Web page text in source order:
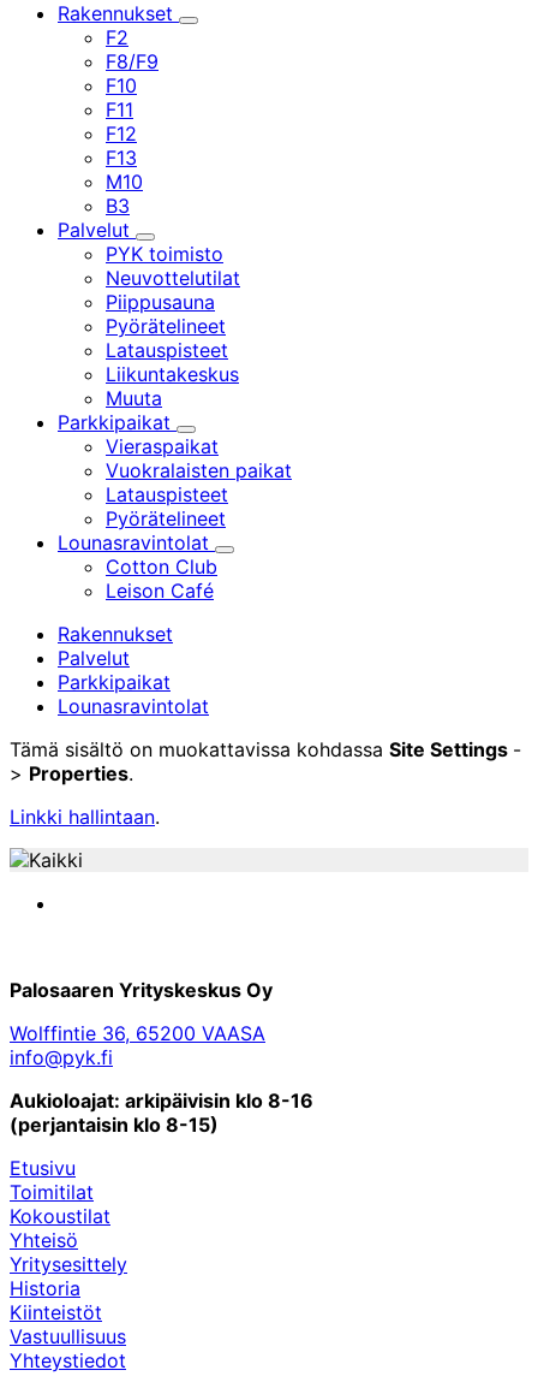
Rakennukset
Alavalikko
F2
F8/F9
F10
F11
F12
F13
M10
B3
Palvelut
Alavalikko
PYK toimisto
Neuvottelutilat
Piippusauna
Pyörätelineet
Latauspisteet
Liikuntakeskus
Muuta
Parkkipaikat
Alavalikko
Vieraspaikat
Vuokralaisten paikat
Latauspisteet
Pyörätelineet
Lounasravintolat
Alavalikko
Cotton Club
Leison Café
Rakennukset
Palvelut
Parkkipaikat
Lounasravintolat
Tämä sisältö on muokattavissa kohdassa Site Settings -
> Properties.
Linkki hallintaan.
Palosaaren Yrityskeskus Oy
Wolffintie 36, 65200 VAASA
info@pyk.fi
Aukioloajat: arkipäivisin klo 8-16
(perjantaisin klo 8-15)
Etusivu
Toimitilat
Kokoustilat
Yhteisö
Yritysesittely
Historia
Kiinteistöt
Vastuullisuus
Yhteystiedot